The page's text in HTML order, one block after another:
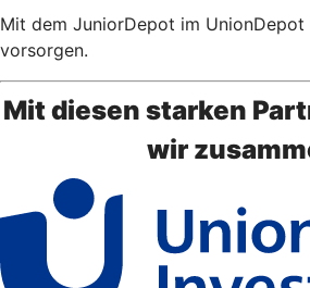
Mit dem JuniorDepot im UnionDepot
vorsorgen.
Mit diesen starken
wir